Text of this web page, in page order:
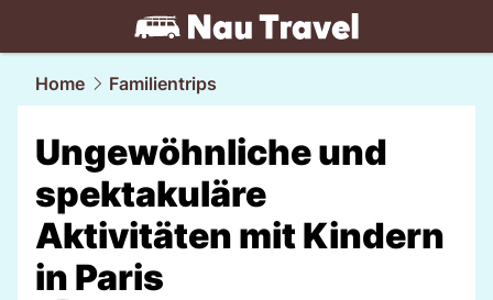
travel.NAU.ch
Home Familientrips
Ungewöhnliche und
spektakuläre
Aktivitäten mit Kindern
in Paris